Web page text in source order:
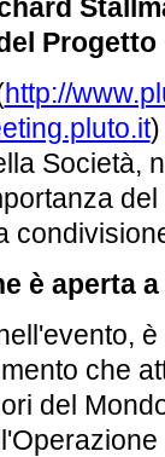
Progetto
http://
)
Società,
è aperta
che
del